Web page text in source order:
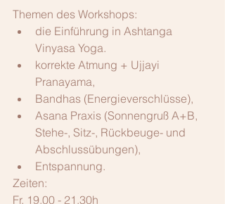
Themen des Workshops:
die Einführung in Ashtanga
Vinyasa Yoga.
korrekte Atmung + Ujjayi
Pranayama,
Bandhas (Energieverschlüsse),
Asana Praxis (Sonnengruß A+B,
Stehe-, Sitz-, Rückbeuge- und
Abschlussübungen),
Entspannung.
Zeiten:
Fr, 19.00 - 21.30h